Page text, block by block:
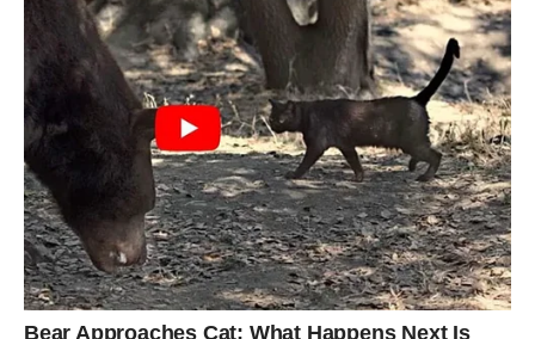
Lavovima zvezde donose priznanje za trud koji su ulagali.
Poslovni uspeh ili finansijska dobit učiniće da budete
ponosni na ono što ste postigli.
Ako ste slobodni, jedan susret mogao bi označiti početak
posebne ljubavne priče.
Devica
Device ulaze u period mnogo veće stabilnosti. Poslovni
planovi napreduju, a jedna saradnja doneće vam